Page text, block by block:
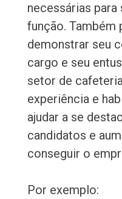
necessárias
função. Também
demonstrar seu
cargo e seu
setor de
experiência e
ajudar a se
candidatos e
conseguir o
Por exemplo: